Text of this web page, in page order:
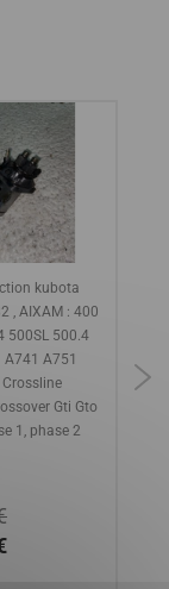
kubota
, AIXAM : 400
500SL 500.4
A751
Gti Gto
1, phase 2